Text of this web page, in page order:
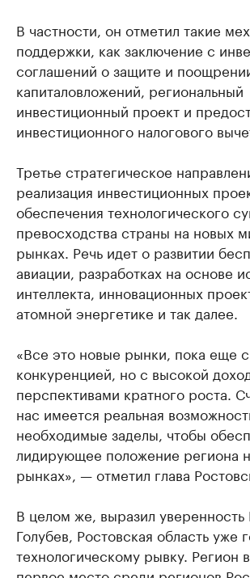
В частности, он отметил такие
поддержки, как заключение с
соглашений о защите и
капиталовложений, региональный
инвестиционный проект и
инвестиционного налогового
Третье стратегическое
реализация инвестиционных
обеспечения технологического
превосходства страны на новых
рынках. Речь идет о развитии
авиации, разработках на основе
интеллекта, инновационных
атомной энергетике и так далее.
«Все это новые рынки, пока еще
конкуренцией, но с высокой
перспективами кратного роста.
нас имеется реальная
необходимые заделы, чтобы
лидирующее положение региона
рынках», — отметил глава
В целом же, выразил уверенность
Голубев, Ростовская область уже
технологическому рывку. Регион